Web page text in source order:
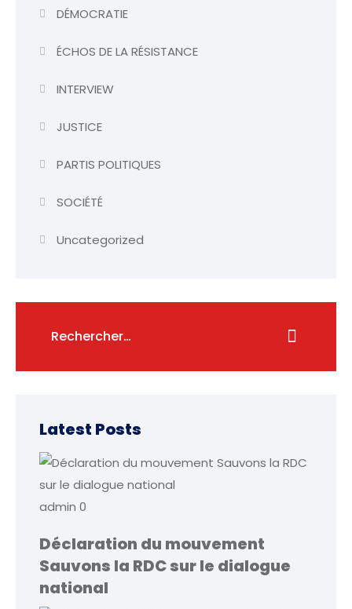
DÉMOCRATIE
ÉCHOS DE LA RÉSISTANCE
INTERVIEW
JUSTICE
PARTIS POLITIQUES
SOCIÉTÉ
Uncategorized
Latest Posts
admin 0
Déclaration du mouvement
Sauvons la RDC sur le dialogue
national